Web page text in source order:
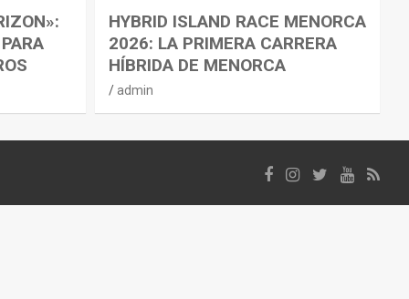
HYBRID ISLAND RACE MENORCA
2026: LA PRIMERA CARRERA
HÍBRIDA DE MENORCA
admin